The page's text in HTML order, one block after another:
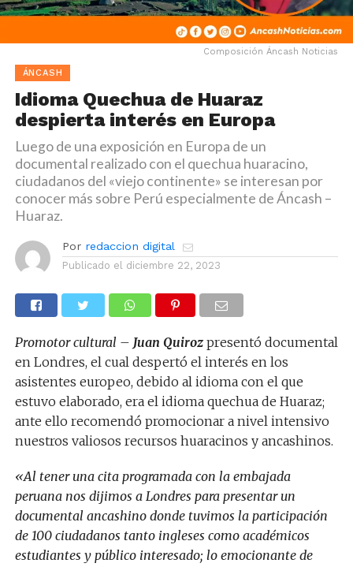
Composición Áncash Noticias
ÁNCASH
Idioma Quechua de Huaraz
despierta interés en Europa
Luego de una exposición en Europa de un
documental realizado con el quechua huaracino,
ciudadanos del «viejo continente» se interesan por
conocer más sobre Perú especialmente de Áncash –
Huaraz.
Por redaccion digital
Publicado el diciembre 22, 2023
Promotor cultural – Juan Quiroz presentó documental
en Londres, el cual despertó el interés en los
asistentes europeo, debido al idioma con el que
estuvo elaborado, era el idioma quechua de Huaraz;
ante ello recomendó promocionar a nivel intensivo
nuestros valiosos recursos huaracinos y ancashinos.
«Al tener una cita programada con la embajada
peruana nos dijimos a Londres para presentar un
documental ancashino donde tuvimos la participación
de 100 ciudadanos tanto ingleses como académicos
estudiantes y público interesado; lo emocionante de